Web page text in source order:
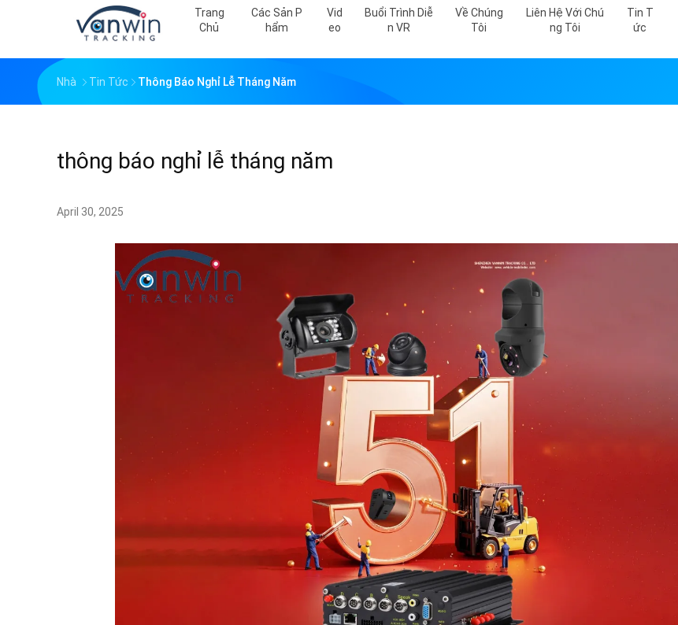
Trang
Chủ
Các Sản P
Hẩm
Vid
Eo
Buổi Trình Diễ
N VR
Về Chúng
Tôi
Liên Hệ Với Chú
Ng Tôi
Tin T
Ức
Nhà Tin Tức Thông Báo Nghỉ Lễ Tháng Năm
thông báo nghỉ lễ tháng năm
April 30, 2025